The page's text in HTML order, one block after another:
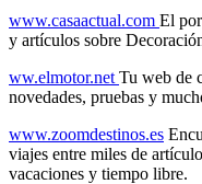
www.casaactual.com El
y artículos sobre
ww.elmotor.net Tu web de
novedades, pruebas y
www.zoomdestinos.es
viajes entre miles de
vacaciones y tiempo libre.